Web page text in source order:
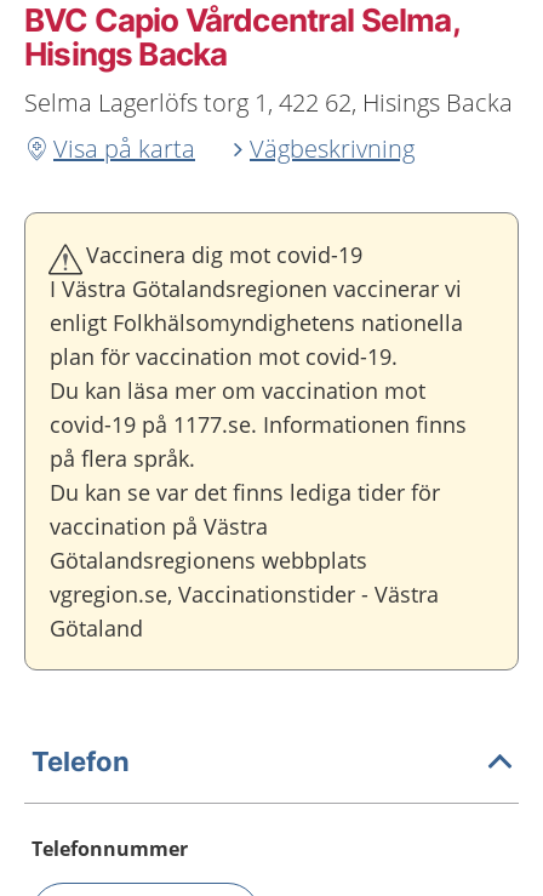
BVC Capio Vårdcentral Selma,
Hisings Backa
Selma Lagerlöfs torg 1, 422 62, Hisings Backa
Visa på karta
Vägbeskrivning
Vaccinera dig mot covid-19
I Västra Götalandsregionen vaccinerar vi
enligt Folkhälsomyndighetens nationella
plan för vaccination mot covid-19.
Du kan läsa mer om vaccination mot
covid-19 på 1177.se. Informationen finns
på flera språk.
Du kan se var det finns lediga tider för
vaccination på Västra
Götalandsregionens webbplats
vgregion.se, Vaccinationstider - Västra
Götaland
Telefon
Telefonnummer